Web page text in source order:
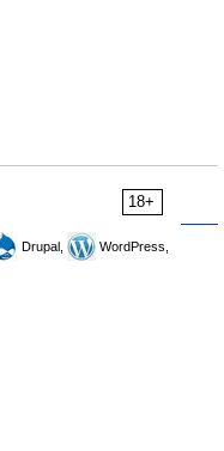
18+
Drupal,
WordPress,